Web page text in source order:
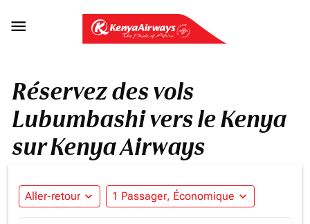

Réservez des vols
Lubumbashi vers le Kenya
sur Kenya Airways
Aller-retour expand_more 1 Passager, Économique expand_more